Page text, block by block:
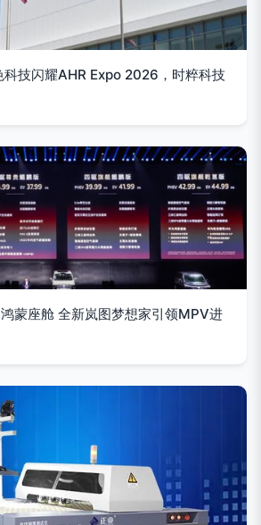
科技闪耀AHR Expo 2026，时粹科技
蒙座舱 全新岚图梦想家引领MPV进